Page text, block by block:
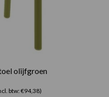
olijfgroen
btw: €94,38)